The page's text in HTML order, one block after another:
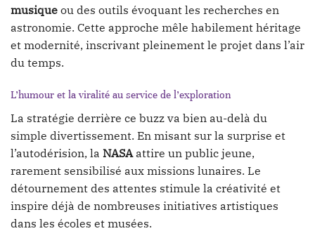
musique ou des outils évoquant les recherches en
astronomie. Cette approche mêle habilement héritage
et modernité, inscrivant pleinement le projet dans l’air
du temps.
L’humour et la viralité au service de l’exploration
La stratégie derrière ce buzz va bien au-delà du
simple divertissement. En misant sur la surprise et
l’autodérision, la NASAattire un public jeune,
rarement sensibilisé aux missions lunaires. Le
détournement des attentes stimule la créativité et
inspire déjà de nombreuses initiatives artistiques
dans les écoles et musées.